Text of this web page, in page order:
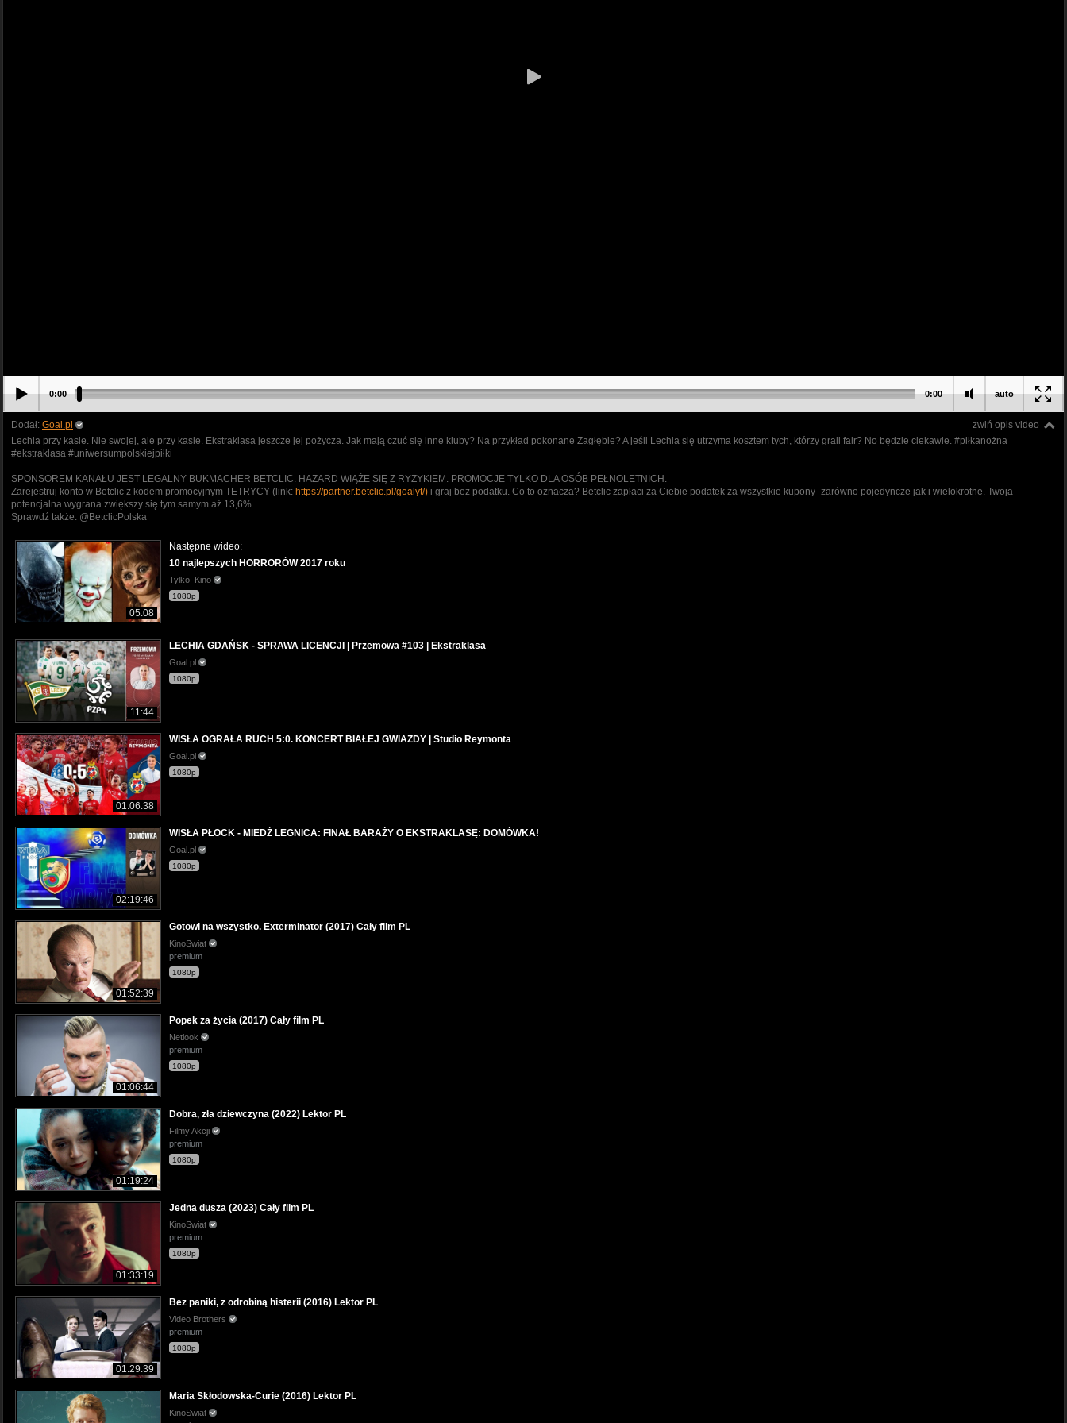
auto
0:00 0:00
zwiń opis video
Dodał: Goal.pl
Lechia przy kasie. Nie swojej, ale przy kasie. Ekstraklasa jeszcze jej pożycza. Jak mają czuć się inne kluby? Na przykład pokonane Zagłębie? A jeśli Lechia się utrzyma kosztem tych, którzy grali fair? No będzie ciekawie. #piłkanożna
#ekstraklasa #uniwersumpolskiejpiłki
SPONSOREM KANAŁU JEST LEGALNY BUKMACHER BETCLIC. HAZARD WIĄŻE SIĘ Z RYZYKIEM. PROMOCJE TYLKO DLA OSÓB PEŁNOLETNICH.
Zarejestruj konto w Betclic z kodem promocyjnym TETRYCY (link: https://partner.betclic.pl/goalyt/) i graj bez podatku. Co to oznacza? Betclic zapłaci za Ciebie podatek za wszystkie kupony- zarówno pojedyncze jak i wielokrotne. Twoja
potencjalna wygrana zwiększy się tym samym aż 13,6%.
Sprawdź także: @BetclicPolska
05:08
Następne wideo:
10 najlepszych HORRORÓW 2017 roku
Tylko_Kino
1080p
11:44
LECHIA GDAŃSK - SPRAWA LICENCJI | Przemowa #103 | Ekstraklasa
Goal.pl
1080p
01:06:38
WISŁA OGRAŁA RUCH 5:0. KONCERT BIAŁEJ GWIAZDY | Studio Reymonta
Goal.pl
1080p
02:19:46
WISŁA PŁOCK - MIEDŹ LEGNICA: FINAŁ BARAŻY O EKSTRAKLASĘ: DOMÓWKA!
Goal.pl
1080p
01:52:39
Gotowi na wszystko. Exterminator (2017) Cały film PL
KinoSwiat
premium
1080p
01:06:44
Popek za życia (2017) Cały film PL
Netlook
premium
1080p
01:19:24
Dobra, zła dziewczyna (2022) Lektor PL
Filmy Akcji
premium
1080p
01:33:19
Jedna dusza (2023) Cały film PL
KinoSwiat
premium
1080p
01:29:39
Bez paniki, z odrobiną histerii (2016) Lektor PL
Video Brothers
premium
1080p
Maria Skłodowska-Curie (2016) Lektor PL
KinoSwiat